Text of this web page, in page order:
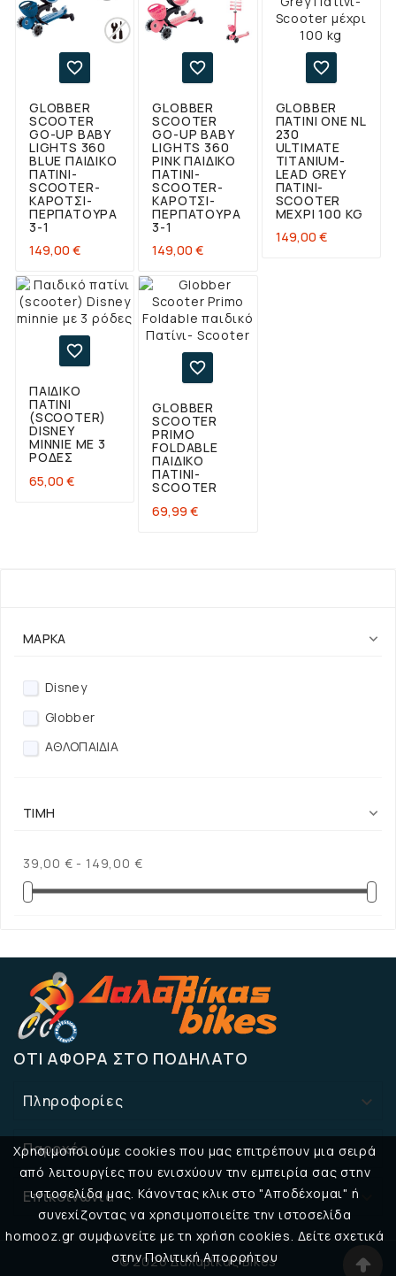
Χρησιμοποιούμε cookies που μας επιτρέπουν μια σειρά
από λειτουργίες που ενισχύουν την εμπειρία σας στην
ιστοσελίδα μας. Κάνοντας κλικ στο "Αποδέχομαι" ή
συνεχίζοντας να χρησιμοποιείτε την ιστοσελίδα
homooz.gr συμφωνείτε με τη χρήση cookies. Δείτε σχετικά
στην Πολιτική Απορρήτου

GLOBBER
SCOOTER
GO-UP BABY
LIGHTS 360
BLUE ΠΑΙΔΙΚΌ
ΠΑΤΊΝΙ-
SCOOTER-
ΚΑΡΌΤΣΙ-
ΠΕΡΠΑΤΟΎΡΑ
3-1
149,00 €

GLOBBER
SCOOTER
GO-UP BABY
LIGHTS 360
PINK ΠΑΙΔΙΚΌ
ΠΑΤΊΝΙ-
SCOOTER-
ΚΑΡΌΤΣΙ-
ΠΕΡΠΑΤΟΎΡΑ
3-1
149,00 €

GLOBBER
ΠΑΤΊΝΙ ONE NL
230
ULTIMATE
TITANIUM-
LEAD GREY
ΠΑΤΊΝΙ-
SCOOTER
ΜΈΧΡΙ 100 KG
149,00 €

ΠΑΙΔΙΚΌ
ΠΑΤΊΝΙ
(SCOOTER)
DISNEY
MINNIE ΜΕ 3
ΡΌΔΕΣ
65,00 €

GLOBBER
SCOOTER
PRIMO
FOLDABLE
ΠΑΙΔΙΚΌ
ΠΑΤΊΝΙ-
SCOOTER
69,99 €
ΜΆΡΚΑ 
Disney
Globber
ΑΘΛΟΠΑΙΔΙΑ
ΤΙΜΉ 
39,00 € - 149,00 €
ΌΤΙ ΑΦΟΡΆ ΣΤΟ ΠΟΔΉΛΑΤΟ
Πληροφορίες 
Παροχές 
Επικοινωνία 
© 2026 Δαλαβίκας Bikes